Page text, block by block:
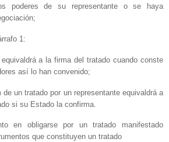
poderes de su representante o se haya
1:
a la firma del tratado cuando conste
así lo han convenido;
de un tratado por un representante equivaldrá a
si su Estado la confirma.
en obligarse por un tratado manifestado
que constituyen un tratado